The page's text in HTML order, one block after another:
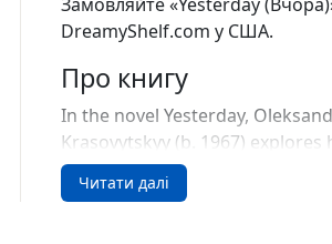
Замовляйте «Yesterday
DreamyShelf.com у США.
Про книгу
In the novel Yesterday,
Krasovytskyy (b. 1967) explores
events through the perspective
history. The author presents a
Читати далі